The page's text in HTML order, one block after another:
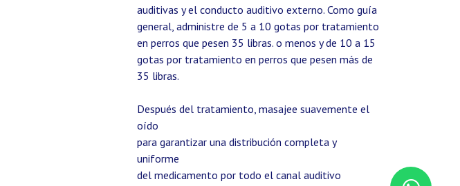
auditivas y el conducto auditivo externo. Como guía
general, administre de 5 a 10 gotas por tratamiento
en perros que pesen 35 libras. o menos y de 10 a 15
gotas por tratamiento en perros que pesen más de
35 libras.
Después del tratamiento, masajee suavemente el
oído
para garantizar una distribución completa y
uniforme
del medicamento por todo el canal auditivo